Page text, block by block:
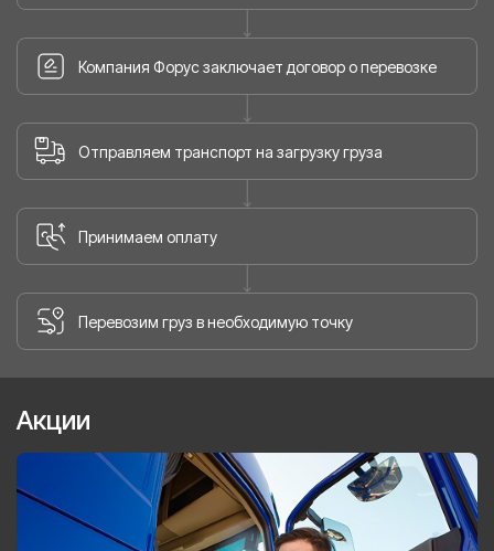
Компания Форус заключает договор о перевозке
Отправляем транспорт на загрузку груза
Принимаем оплату
Перевозим груз в необходимую точку
Акции